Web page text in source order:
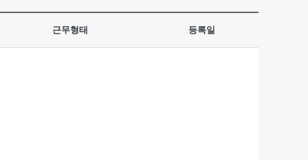
근무형태 등록일